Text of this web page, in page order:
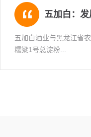
五加白：
五加白酒业与黑龙江省
糯粱1号总淀粉...